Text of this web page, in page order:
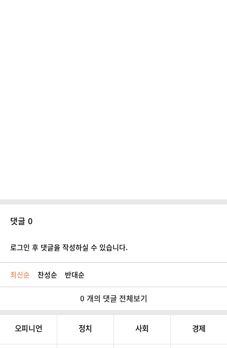
댓글 0
로그인 후 댓글을 작성하실 수 있습니다.
최신순 찬성순 반대순
0 개의 댓글 전체보기
오피니언 정치 사회 경제